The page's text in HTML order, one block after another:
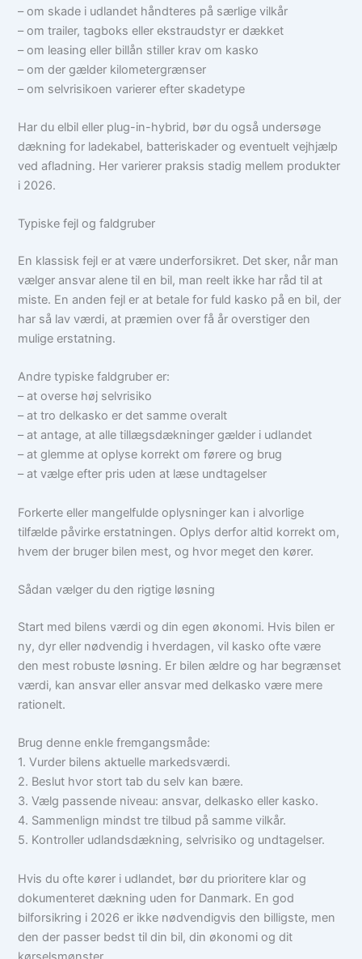
– om skade i udlandet håndteres på særlige vilkår
– om trailer, tagboks eller ekstraudstyr er dækket
– om leasing eller billån stiller krav om kasko
– om der gælder kilometergrænser
– om selvrisikoen varierer efter skadetype
Har du elbil eller plug-in-hybrid, bør du også undersøge
dækning for ladekabel, batteriskader og eventuelt vejhjælp
ved afladning. Her varierer praksis stadig mellem produkter
i 2026.
Typiske fejl og faldgruber
En klassisk fejl er at være underforsikret. Det sker, når man
vælger ansvar alene til en bil, man reelt ikke har råd til at
miste. En anden fejl er at betale for fuld kasko på en bil, der
har så lav værdi, at præmien over få år overstiger den
mulige erstatning.
Andre typiske faldgruber er:
– at overse høj selvrisiko
– at tro delkasko er det samme overalt
– at antage, at alle tillægsdækninger gælder i udlandet
– at glemme at oplyse korrekt om førere og brug
– at vælge efter pris uden at læse undtagelser
Forkerte eller mangelfulde oplysninger kan i alvorlige
tilfælde påvirke erstatningen. Oplys derfor altid korrekt om,
hvem der bruger bilen mest, og hvor meget den kører.
Sådan vælger du den rigtige løsning
Start med bilens værdi og din egen økonomi. Hvis bilen er
ny, dyr eller nødvendig i hverdagen, vil kasko ofte være
den mest robuste løsning. Er bilen ældre og har begrænset
værdi, kan ansvar eller ansvar med delkasko være mere
rationelt.
Brug denne enkle fremgangsmåde:
1. Vurder bilens aktuelle markedsværdi.
2. Beslut hvor stort tab du selv kan bære.
3. Vælg passende niveau: ansvar, delkasko eller kasko.
4. Sammenlign mindst tre tilbud på samme vilkår.
5. Kontroller udlandsdækning, selvrisiko og undtagelser.
Hvis du ofte kører i udlandet, bør du prioritere klar og
dokumenteret dækning uden for Danmark. En god
bilforsikring i 2026 er ikke nødvendigvis den billigste, men
den der passer bedst til din bil, din økonomi og dit